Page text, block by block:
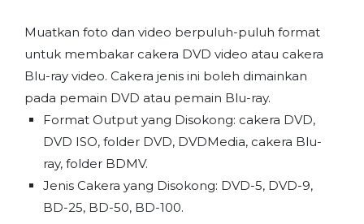
Muatkan foto dan video berpuluh-puluh format
untuk membakar cakera DVD video atau cakera
Blu-ray video. Cakera jenis ini boleh dimainkan
pada pemain DVD atau pemain Blu-ray.
Format Output yang Disokong: cakera DVD,
DVD ISO, folder DVD, DVDMedia, cakera Blu-
ray, folder BDMV.
Jenis Cakera yang Disokong: DVD-5, DVD-9,
BD-25, BD-50, BD-100.